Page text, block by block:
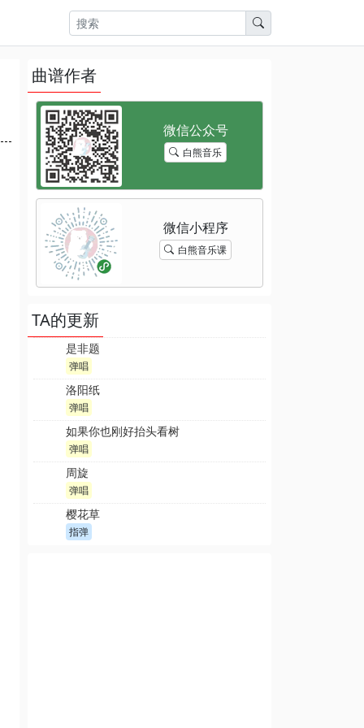
曲谱作者
白熊音乐
白熊音乐课
TA的更新
是非题
弹唱
洛阳纸
弹唱
如果你也刚好抬头看树
弹唱
周旋
弹唱
樱花草
指弹